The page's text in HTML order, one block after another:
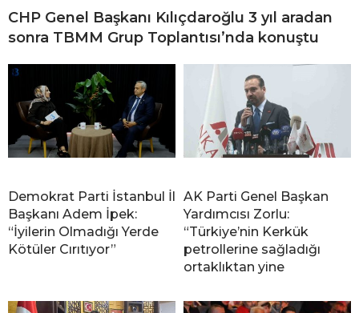
CHP Genel Başkanı Kılıçdaroğlu 3 yıl aradan
sonra TBMM Grup Toplantısı’nda konuştu
Demokrat Parti İstanbul İl
Başkanı Adem İpek:
“İyilerin Olmadığı Yerde
Kötüler Cırıtıyor”
AK Parti Genel Başkan
Yardımcısı Zorlu:
“Türkiye’nin Kerkük
petrollerine sağladığı
ortaklıktan yine